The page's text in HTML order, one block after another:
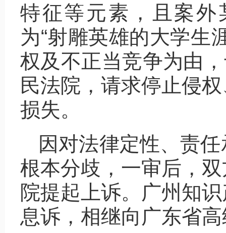
特征等元素，且案
为“射雕英雄的大学生
权及不正当竞争为由
民法院，请求停止侵
损失。
因对法律定性、责
根本分歧，一审后，
院提起上诉。广州知
息诉，相继向广东省